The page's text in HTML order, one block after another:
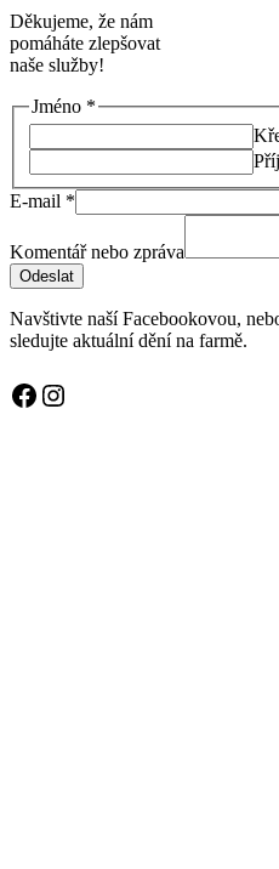
Děkujeme, že nám
pomáháte zlepšovat
naše služby!
E-
mail
nebo
Komentář
Jméno *
E-mail *
Komentář nebo zpráva
Odeslat
Navštivte naší Facebookovou,
sledujte aktuální dění na farmě.
Facebook
Instagram